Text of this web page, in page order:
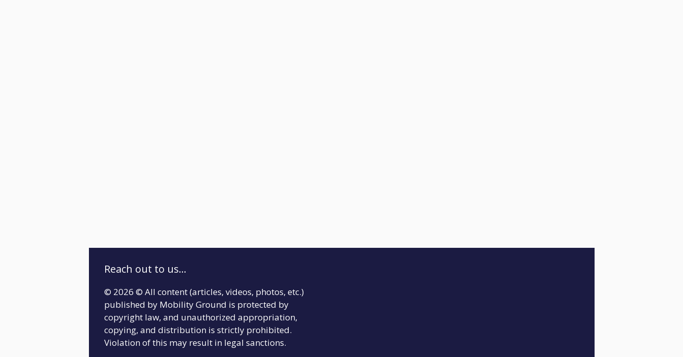
Reach out to us...
© 2026 © All content (articles, videos, photos, etc.)
published by Mobility Ground is protected by
copyright law, and unauthorized appropriation,
copying, and distribution is strictly prohibited.
Violation of this may result in legal sanctions.